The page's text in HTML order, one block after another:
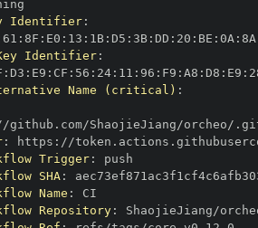
Identifier:
61 : 8F : E0 : 13 : 1B: D5 : 3B: DD : 20 : BE : 0A : 8A
Identifier:
: D3 : E9 : CF : 56 : 24: 11 : 96 : F9 : A8 : D8 : E9 :
Name (critical) :
github.com/ShaojieJiang/orcheo/
: https :
Trigger:
SHA:
Name :
Repository: